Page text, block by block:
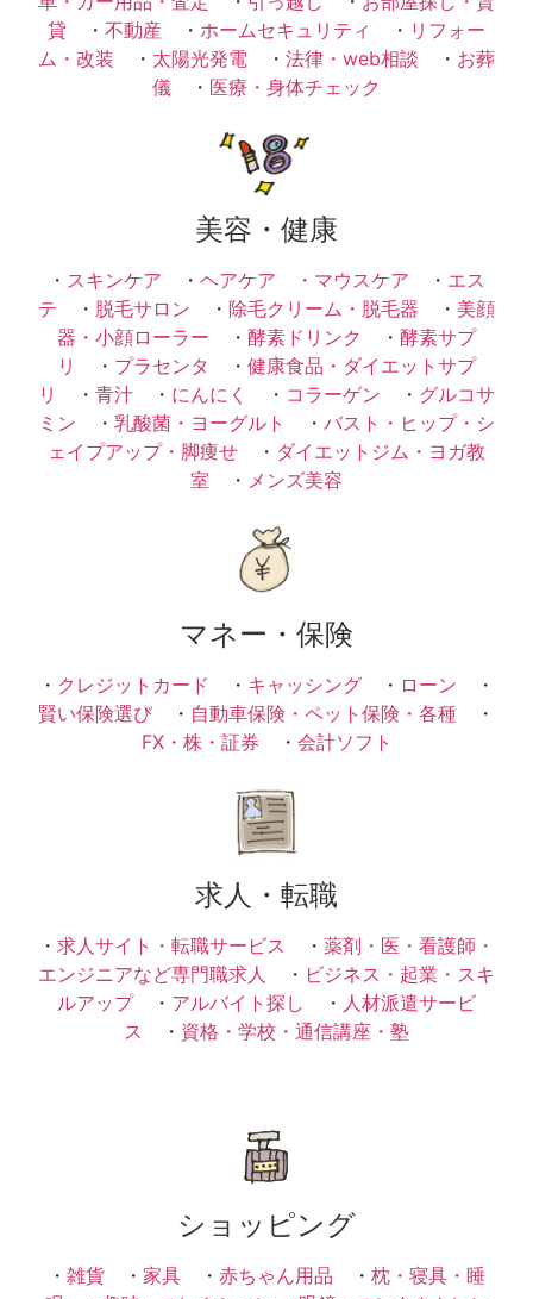
貸 ・ 不動産 ・ ホームセキュリティ ・ リフォー
ム・改装 ・ 太陽光発電 ・ 法律・web相談 ・ お葬
儀 ・ 医療・身体チェック
美容・健康
・ スキンケア ・ ヘアケア ・ マウスケア ・ エス
テ ・ 脱毛サロン ・ 除毛クリーム・脱毛器 ・ 美顔
器・小顔ローラー ・ 酵素ドリンク ・ 酵素サプ
リ
・ プラセンタ ・ 健康食品・ダイエットサプ
リ
・ 青汁 ・ にんにく ・ コラーゲン ・ グルコサ
ミン ・ 乳酸菌・ヨーグルト ・ バスト・ヒップ・シ
ェイプアップ・脚痩せ ・ ダイエットジム・ヨガ教
室 ・ メンズ美容
マネー・保険
・ クレジットカード ・ キャッシング ・ ローン ・
賢い保険選び ・ 自動車保険・ペット保険・各種 ・
FX・株・証券 ・ 会計ソフト
求人・転職
・ 求人サイト・転職サービス ・ 薬剤・医・看護師・
エンジニアなど専門職求人
・ ビジネス・起業・スキ
ルアップ・ アルバイト探し ・ 人材派遣サービ
ス ・ 資格・学校・通信講座・塾
ショッピング
・ 雑貨 ・ 家具 ・ 赤ちゃん用品 ・ 枕・寝具・睡